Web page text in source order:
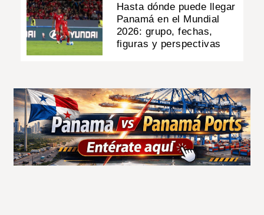
Hasta dónde puede llegar
Panamá en el Mundial
2026: grupo, fechas,
figuras y perspectivas